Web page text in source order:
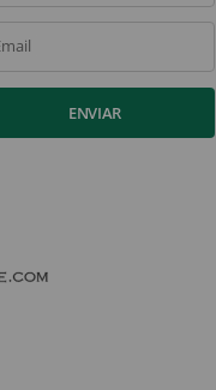
ENVIAR